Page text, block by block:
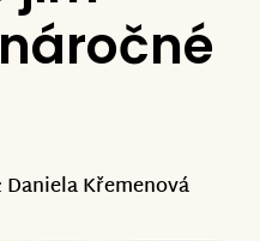
Daniela Křemenová